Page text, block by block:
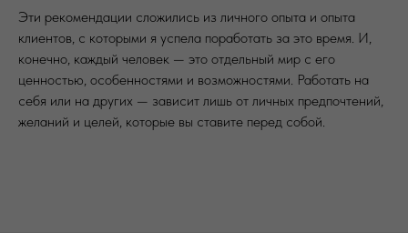
Эти рекомендации сложились из личного опыта и опыта
клиентов, с которыми я успела поработать за это время. И,
конечно, каждый человек — это отдельный мир с его
ценностью, особенностями и возможностями. Работать на
себя или на других — зависит лишь от личных предпочтений,
желаний и целей, которые вы ставите перед собой.